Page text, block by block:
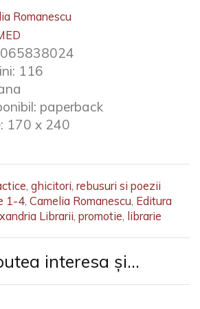
sa fie completata sau intercalata
continut matematic - uneori,
forma de joc. - Autoarea
Romanescu
116
paperback
170 x 240
, ghicitori, rebusuri si poezii
1-4, Camelia Romanescu, Editura
Librarii, promotie, librarie
interesa și...